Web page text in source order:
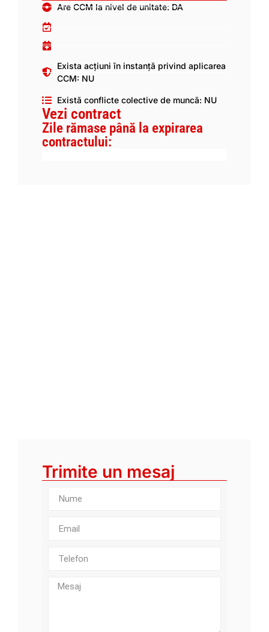
Are CCM la nivel de unitate: DA
Exista acțiuni în instanță privind aplicarea
CCM: NU
Există conflicte colective de muncă: NU
Vezi contract
Zile rămase până la expirarea
contractului:
Trimite un mesaj